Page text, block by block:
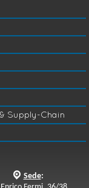
Supply-Chain
q Sede: